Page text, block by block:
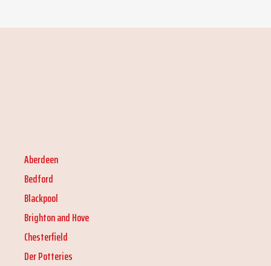
Aberdeen
Bedford
Blackpool
Brighton and Hove
Chesterfield
Der Potteries